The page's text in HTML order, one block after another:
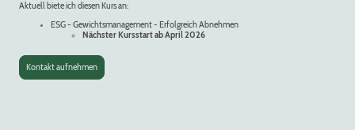
Aktuell biete ich diesen Kurs an:
ESG - Gewichtsmanagement - Erfolgreich Abnehmen
Nächster Kursstart ab April 2026
Kontakt aufnehmen